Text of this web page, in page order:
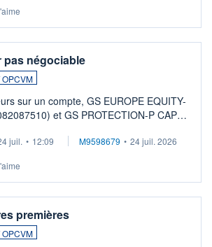
pas négociable
OPCVM
sur un compte, GS EUROPE EQUITY-
et GS PROTECTION-P CAP
vente, on me signale ...
juil. • 12:09 M9598679 • 24 juil. 2026
premières
OPCVM